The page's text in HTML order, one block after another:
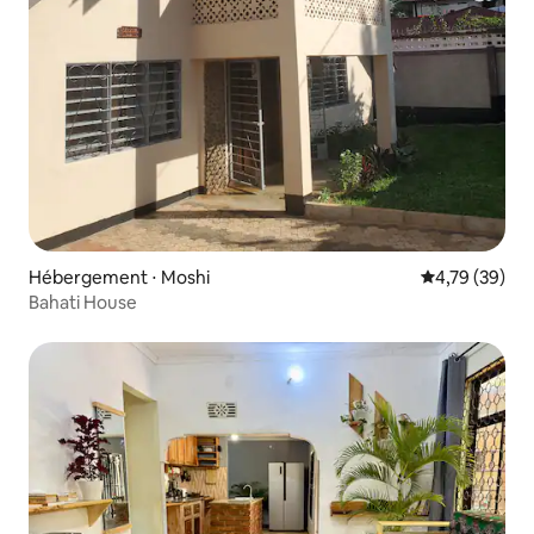
Hébergement ⋅ Moshi Évaluation
4,79 (39)
Bahati House